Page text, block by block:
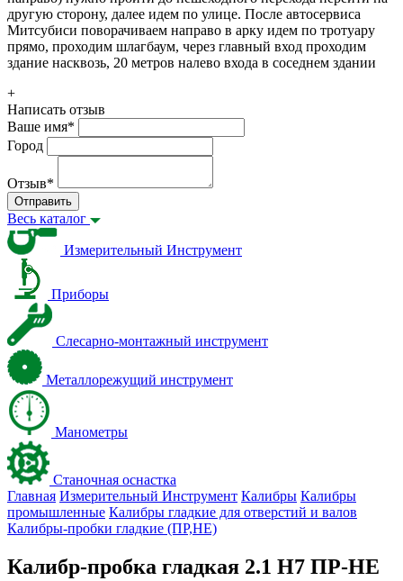
другую сторону, далее идем по улице. После автосервиса
Митсубиси поворачиваем направо в арку идем по тротуару
прямо, проходим шлагбаум, через главный вход проходим
здание насквозь, 20 метров налево входа в соседнем здании
+
Написать отзыв
Ваше имя*
Город
Отзыв*
Отправить
Весь каталог
Измерительный Инструмент
Приборы
Слесарно-монтажный инструмент
Металлорежущий инструмент
Манометры
Станочная оснастка
Главная Измерительный Инструмент Калибры Калибры
промышленные Калибры гладкие для отверстий и валов
Калибры-пробки гладкие (ПР,НЕ)
Калибр-пробка гладкая 2.1 Н7 ПР-НЕ